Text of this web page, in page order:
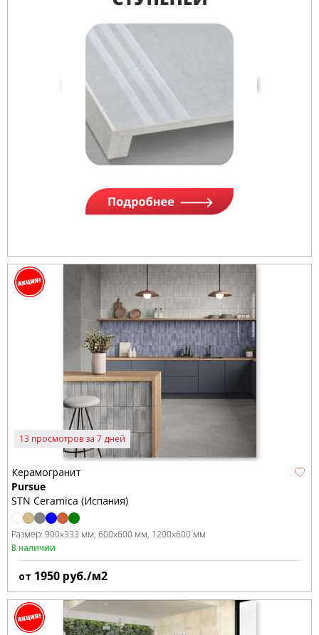
13 просмотров за 7 дней
Керамогранит
Pursue
STN Ceramica (Испания)
Размер: 900x333 мм 600x600 мм 1200x600 мм
В наличии
от 1950 руб./м2